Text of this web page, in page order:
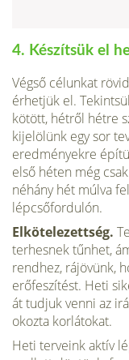
4. Készítsük el
Végső célunkat
érhetjük el.
kötött, hétről hétre
kijelölünk egy sor
eredményekre
első héten még
néhány hét múlva
lépcsőfordulón.
Elkötelezettség.
terhesnek tűnhet,
rendhez, rájö­vünk,
erőfeszítést. Heti
át tudjuk venni az
okozta korlátokat.
Heti terveink aktív